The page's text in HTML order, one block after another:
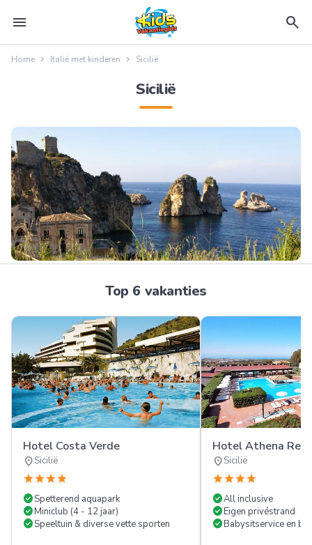
menu search
Home Italië met kinderen Sicilië
Sicilië
Top 6 vakanties
Hotel Costa Verde
location_onSicilië
starstarstarstar
check_circleSpetterend aquapark
check_circleMiniclub (4 - 12 jaar)
check_circleSpeeltuin & diverse vette sporten
Hotel Athena
location_onSicilië
starstarstarstar
check_circleAll inclusive
check_circleEigen privéstrand
check_circleBabysitservice en